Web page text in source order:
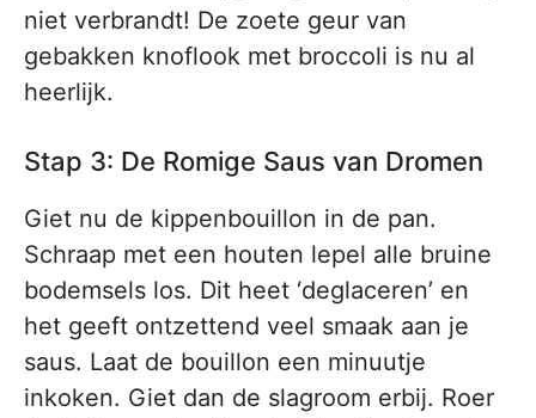
niet verbrandt! De zoete geur van
gebakken knoflook met broccoli is nu al
heerlijk.
Stap 3: De Romige Saus van Dromen
Giet nu de kippenbouillon in de pan.
Schraap met een houten lepel alle bruine
bodemsels los. Dit heet ‘deglaceren’ en
het geeft ontzettend veel smaak aan je
saus. Laat de bouillon een minuutje
inkoken. Giet dan de slagroom erbij. Roer